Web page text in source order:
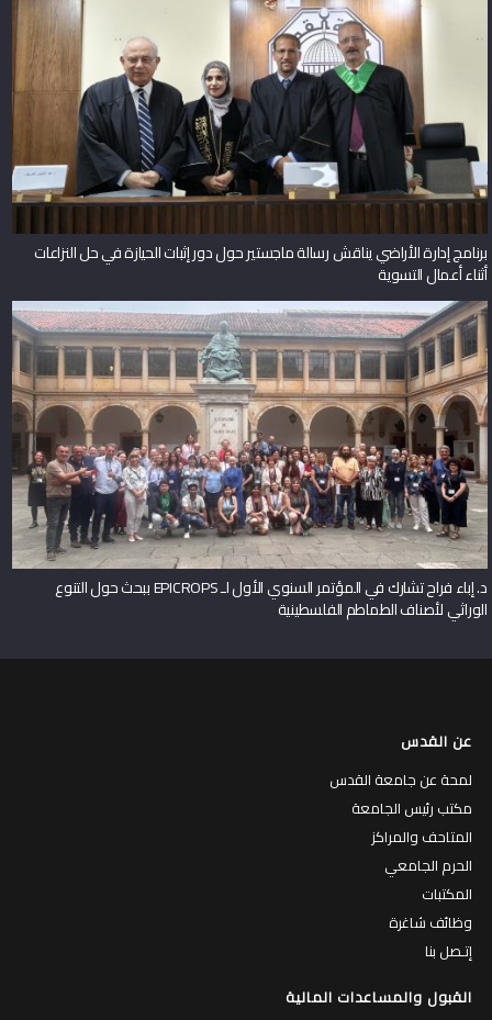
برنامج إدارة الأراضي يناقش رسالة ماجستير حول دور إثبات الحيازة في حل النزاعات
أثناء أعمال التسوية
د. إباء فراح تشارك في المؤتمر السنوي الأول لـ EPICROPS ببحث حول التنوع
الوراثي لأصناف الطماطم الفلسطينية
عن القدس
لمحة عن جامعة القدس
مكتب رئيس الجامعة
المتاحف والمراكز
الحرم الجامعي
المكتبات
وظائف شاغرة
إتـصل بنا
القبول والمساعدات المالية